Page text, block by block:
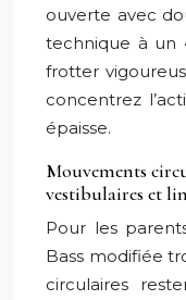
ouverte avec
technique à un
frotter
concentrez
épaisse.
Mouvements
vestibulaires et
Pour les
Bass modifiée
circulaires